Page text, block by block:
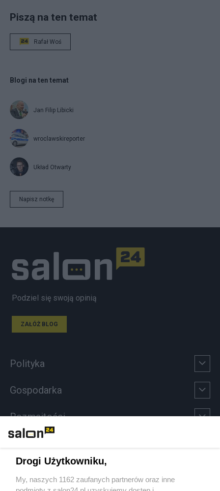
Piszą na ten temat
Rafał Woś
Blogi na ten temat
Jan Filip Libicki
wroclawskireporter
Układ Otwarty
Napisz notkę
Podziel się swoją opinią
ZAŁÓŻ BLOG
Polityka
Gospodarka
Rozmaitości
Sport
Drogi Użytkowniku,
My, naszych 1162 zaufanych partnerów oraz inne